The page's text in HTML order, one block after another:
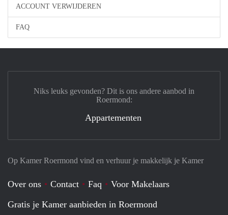
ACCOUNT VERWIJDEREN
FAQ
Op Kamer Roermond vind en verhuur je makkelijk je Kamer
Over ons Contact Faq
Voor Makelaars
Gratis je Kamer aanbieden in Roermond
Niks leuks gevonden? Dit is ons andere aanbod in
Roermond:
Appartementen